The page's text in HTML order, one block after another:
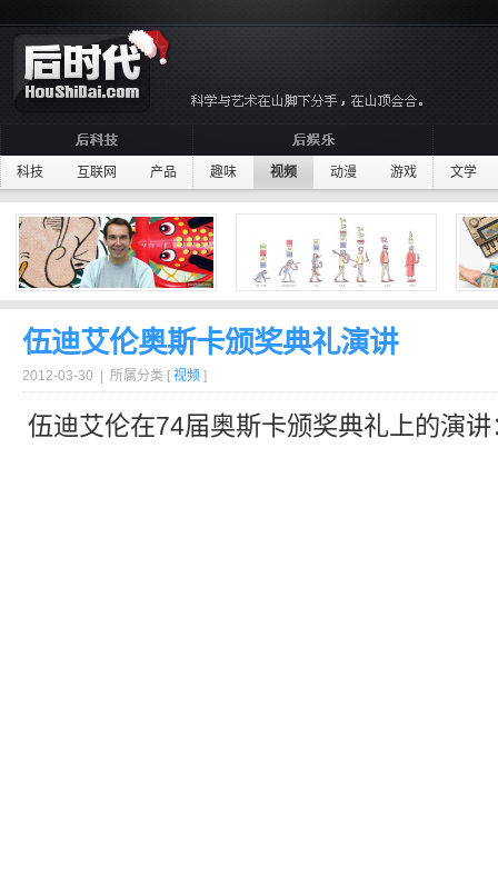
科技 互联网 产品 趣味 视频 动漫 游戏 文学
伍迪艾伦奥斯卡颁奖典礼演讲
2012-03-30 | 所属分类 [ 视频 ]
伍迪艾伦在74届奥斯卡颁奖典礼上的演讲